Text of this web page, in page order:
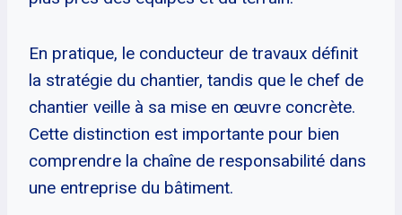
En pratique, le conducteur de travaux définit
la stratégie du chantier, tandis que le chef de
chantier veille à sa mise en œuvre concrète.
Cette distinction est importante pour bien
comprendre la chaîne de responsabilité dans
une entreprise du bâtiment.